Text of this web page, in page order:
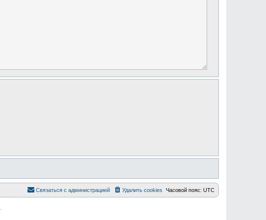
Часовой пояс: UTC
Удалить cookies
Связаться с администрацией